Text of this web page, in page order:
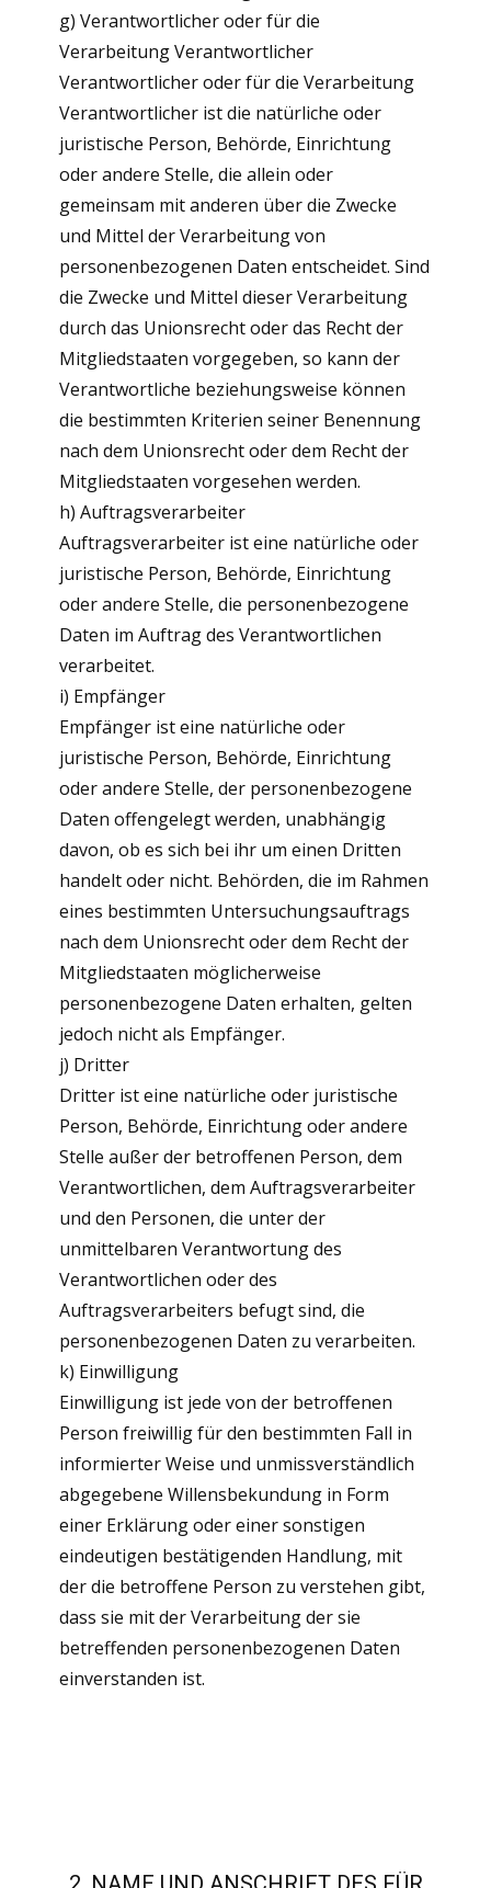
g) Verantwortlicher oder für die
Verarbeitung Verantwortlicher
Verantwortlicher oder für die Verarbeitung
Verantwortlicher ist die natürliche oder
juristische Person, Behörde, Einrichtung
oder andere Stelle, die allein oder
gemeinsam mit anderen über die Zwecke
und Mittel der Verarbeitung von
personenbezogenen Daten entscheidet. Sind
die Zwecke und Mittel dieser Verarbeitung
durch das Unionsrecht oder das Recht der
Mitgliedstaaten vorgegeben, so kann der
Verantwortliche beziehungsweise können
die bestimmten Kriterien seiner Benennung
nach dem Unionsrecht oder dem Recht der
Mitgliedstaaten vorgesehen werden.
h) Auftragsverarbeiter
Auftragsverarbeiter ist eine natürliche oder
juristische Person, Behörde, Einrichtung
oder andere Stelle, die personenbezogene
Daten im Auftrag des Verantwortlichen
verarbeitet.
i) Empfänger
Empfänger ist eine natürliche oder
juristische Person, Behörde, Einrichtung
oder andere Stelle, der personenbezogene
Daten offengelegt werden, unabhängig
davon, ob es sich bei ihr um einen Dritten
handelt oder nicht. Behörden, die im Rahmen
eines bestimmten Untersuchungsauftrags
nach dem Unionsrecht oder dem Recht der
Mitgliedstaaten möglicherweise
personenbezogene Daten erhalten, gelten
jedoch nicht als Empfänger.
j) Dritter
Dritter ist eine natürliche oder juristische
Person, Behörde, Einrichtung oder andere
Stelle außer der betroffenen Person, dem
Verantwortlichen, dem Auftragsverarbeiter
und den Personen, die unter der
unmittelbaren Verantwortung des
Verantwortlichen oder des
Auftragsverarbeiters befugt sind, die
personenbezogenen Daten zu verarbeiten.
k) Einwilligung
Einwilligung ist jede von der betroffenen
Person freiwillig für den bestimmten Fall in
informierter Weise und unmissverständlich
abgegebene Willensbekundung in Form
einer Erklärung oder einer sonstigen
eindeutigen bestätigenden Handlung, mit
der die betroffene Person zu verstehen gibt,
dass sie mit der Verarbeitung der sie
betreffenden personenbezogenen Daten
einverstanden ist.